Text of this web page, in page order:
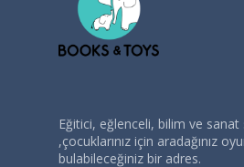
Eğitici, eğlenceli, bilim ve
,çocuklarınız için aradağınız
bulabileceğiniz bir adres.